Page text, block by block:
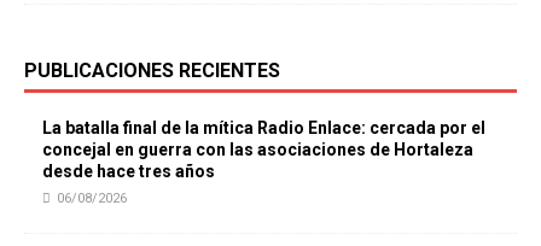
PUBLICACIONES RECIENTES
La batalla final de la mítica Radio Enlace: cercada por el
concejal en guerra con las asociaciones de Hortaleza
desde hace tres años
06/08/2026